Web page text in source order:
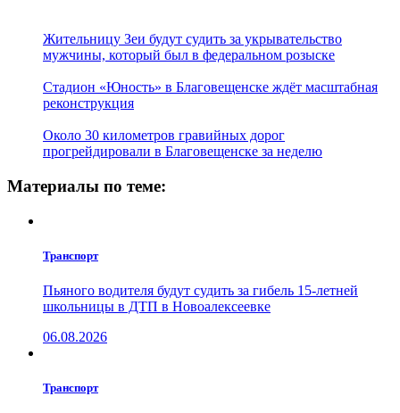
Жительницу Зеи будут судить за укрывательство
мужчины, который был в федеральном розыске
Стадион «Юность» в Благовещенске ждёт масштабная
реконструкция
Около 30 километров гравийных дорог
прогрейдировали в Благовещенске за неделю
Материалы по теме:
Транспорт
Пьяного водителя будут судить за гибель 15-летней
школьницы в ДТП в Новоалексеевке
06.08.2026
Транспорт